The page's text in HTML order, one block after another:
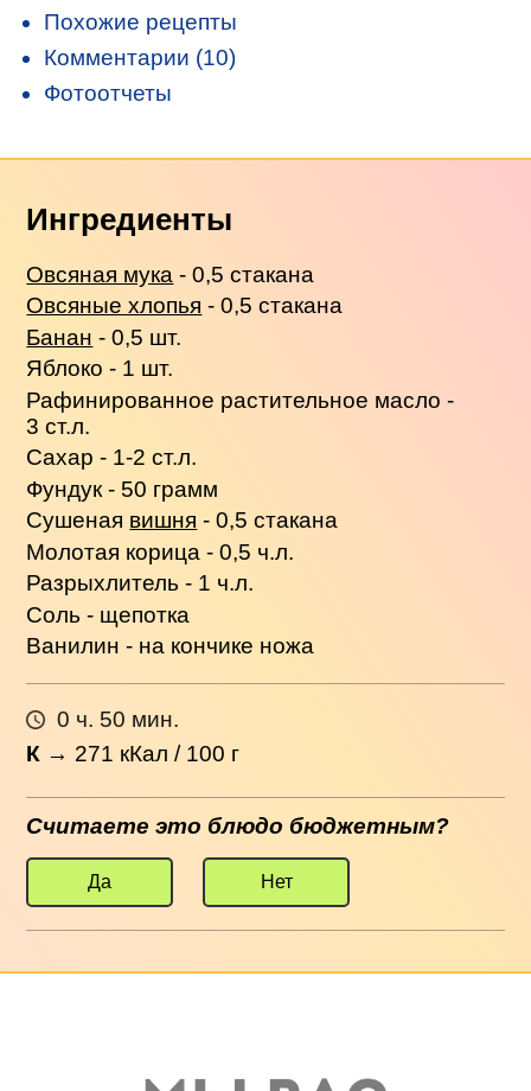
Похожие рецепты
Комментарии (10)
Фотоотчеты
Ингредиенты
Овсяная мука - 0,5 стакана
Овсяные хлопья - 0,5 стакана
Банан - 0,5 шт.
Яблоко - 1 шт.
Рафинированное растительное масло -
3 ст.л.
Сахар - 1-2 ст.л.
Фундук - 50 грамм
Сушеная вишня - 0,5 стакана
Молотая корица - 0,5 ч.л.
Разрыхлитель - 1 ч.л.
Соль - щепотка
Ванилин - на кончике ножа
0 ч. 50 мин.
К → 271 кКал / 100 г
Считаете это блюдо бюджетным?
Да Нет